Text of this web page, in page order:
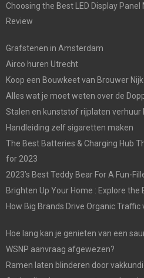
Choosing the Best LED Display
Review
Grafstenen in Amsterdam
Airco huren Utrecht
Koop een Bouwkeet van Brouwer
Alles wat je moet weten over de
Stalen en kunststof rijplaten verhuur
Handleiding zelf sigaretten maken
The Best Batteries & Charging Hub
for 2023
2023’s Best Teddy Bear For A Fun-
Brighten Up Your Home : Explore
How Big Brands Drive Organic Traffic
Hoe lang kan je genieten van een
WSNP aanvraag afgewezen?
Ramen laten blinderen door